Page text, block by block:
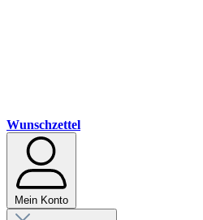
Wunschzettel
Mein Konto